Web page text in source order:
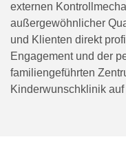
externen
außergewöhnlicher
und Klienten direkt
Engagement und der
familiengeführten
Kinderwunschklinik